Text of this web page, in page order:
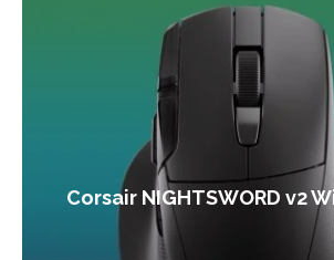
Corsair NIGHTSWORD v2